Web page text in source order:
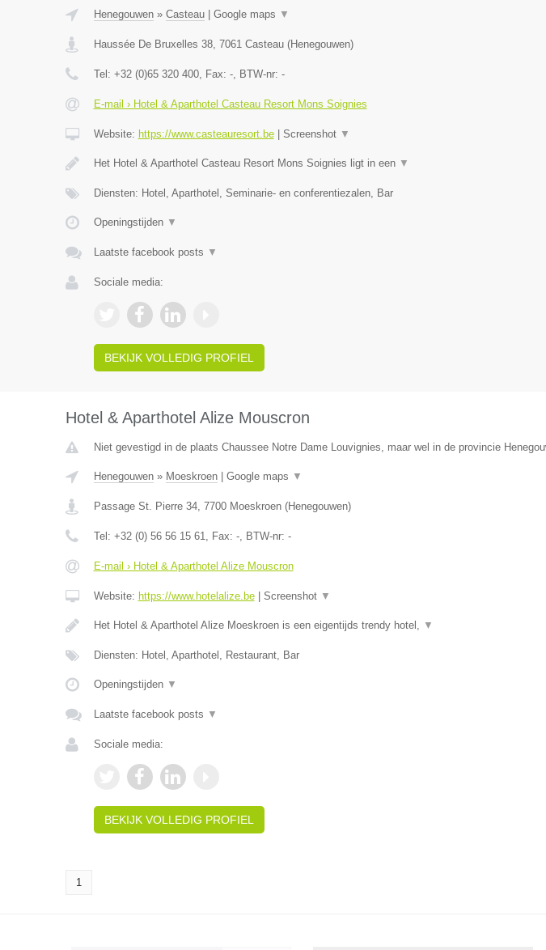
Henegouwen» Casteau| Google maps ▼
Haussée De Bruxelles 38, 7061 Casteau(Henegouwen)
Tel: +32 (0)65 320 400, Fax: -, BTW-nr: -
E-mail › Hotel & Aparthotel Casteau Resort Mons Soignies
Website: https://www.casteauresort.be| Screenshot ▼
Het Hotel & Aparthotel Casteau Resort Mons Soignies ligt in een ▼
Diensten: Hotel, Aparthotel, Seminarie- en conferentiezalen, Bar
Openingstijden ▼
Laatste facebook posts ▼
Sociale media:
BEKIJK VOLLEDIG PROFIEL
Hotel & Aparthotel Alize Mouscron
Niet gevestigd in de plaats Chaussee Notre Dame Louvignies, maar wel in de provincie
Henegouwen» Moeskroen| Google maps ▼
Passage St. Pierre 34, 7700 Moeskroen(Henegouwen)
Tel: +32 (0) 56 56 15 61, Fax: -, BTW-nr: -
E-mail › Hotel & Aparthotel Alize Mouscron
Website: https://www.hotelalize.be| Screenshot ▼
Het Hotel & Aparthotel Alize Moeskroen is een eigentijds trendy hotel, ▼
Diensten: Hotel, Aparthotel, Restaurant, Bar
Openingstijden ▼
Laatste facebook posts ▼
Sociale media:
BEKIJK VOLLEDIG PROFIEL
1